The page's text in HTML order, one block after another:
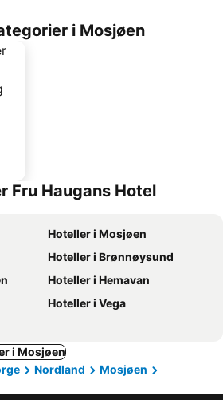
i Mosjøen
Fru Haugans Hotel
Hoteller i Mosjøen
Hoteller i Brønnøysund
Hoteller i Hemavan
Hoteller i Vega
i Mosjøen
Nordland
Mosjøen